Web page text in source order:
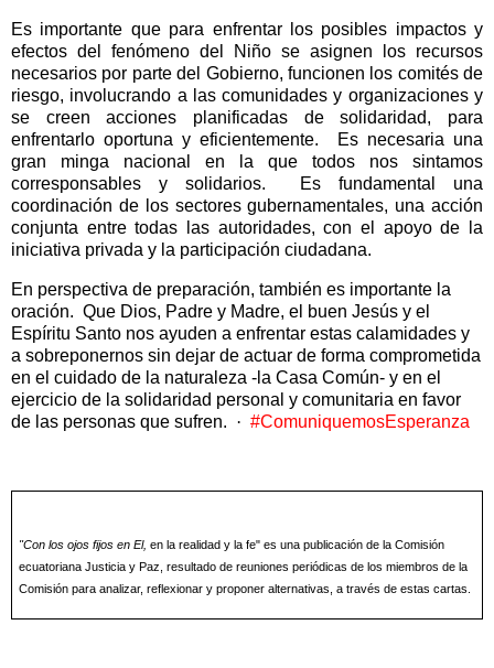
Es importante que para enfrentar los posibles impactos y
efectos del fenómeno del Niño se asignen los recursos
necesarios por parte del Gobierno, funcionen los comités de
riesgo, involucrando a las comunidades y organizaciones y
se creen acciones planificadas de solidaridad, para
enfrentarlo oportuna y eficientemente.
Es necesaria una
gran minga nacional en la que todos nos sintamos
corresponsables y solidarios.
Es fundamental una
coordinación de los sectores gubernamentales, una acción
conjunta entre todas las autoridades, con el apoyo de la
iniciativa privada y la participación ciudadana.
En perspectiva de preparación, también es importante la
oración. Que Dios, Padre y Madre, el buen Jesús y el
Espíritu Santo nos ayuden a enfrentar estas calamidades y
a sobreponernos sin dejar de actuar de forma comprometida
en el cuidado de la naturaleza -la Casa Común- y en el
ejercicio de la solidaridad personal y comunitaria en favor
de las personas que sufren. · #ComuniquemosEsperanza
"Con los ojos fijos en El, en la realidad y la fe" es una publicación de la Comisión
ecuatoriana Justicia y Paz, resultado de reuniones periódicas de los miembros de la
Comisión para analizar, reflexionar y proponer alternativas, a través de estas cartas.